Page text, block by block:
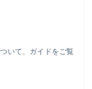
いて、ガイドをご覧